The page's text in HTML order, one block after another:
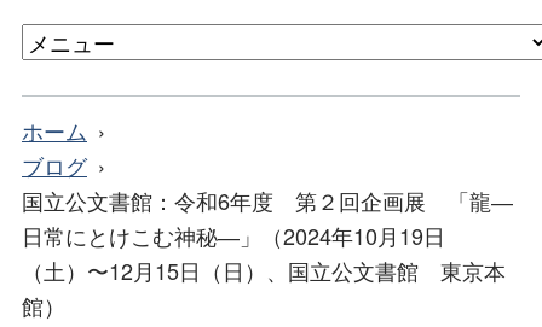
ホーム
ブログ
国立公文書館：令和6年度 第２回企画展 「龍―
日常にとけこむ神秘―」（2024年10月19日
（土）〜12月15日（日）、国立公文書館 東京本
館）